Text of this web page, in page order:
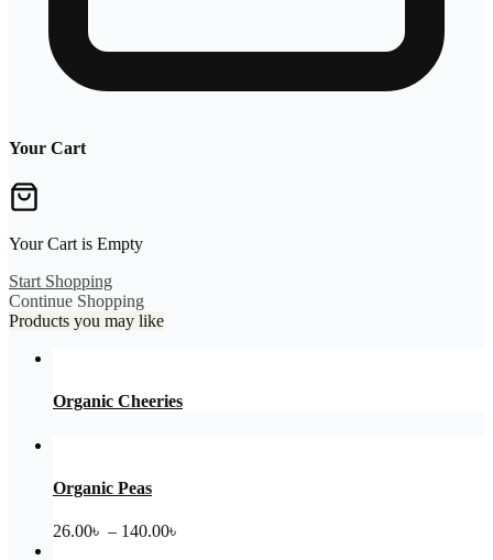
Your Cart
Your Cart is Empty
Start Shopping
Continue Shopping
Products you may like
Organic Cheeries
Organic Peas
26.00৳ – 140.00৳